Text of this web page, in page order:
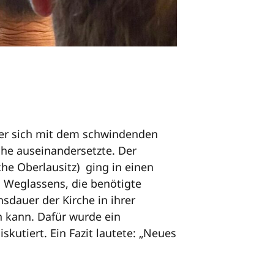
sich mit dem schwindenden
auseinandersetzte. Der
Oberlausitz) ging in einen
die benötigte
der Kirche in ihrer
kann. Dafür wurde ein
Ein Fazit lautete: „Neues